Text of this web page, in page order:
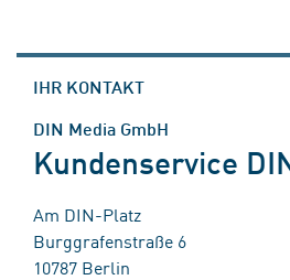
IHR KONTAKT
DIN Media GmbH
Kundenservice
Am DIN-Platz
Burggrafenstraße 6
10787 Berlin